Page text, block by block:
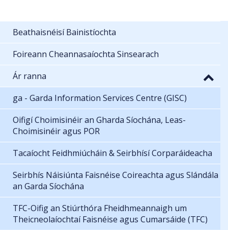
Beathaisnéisí Bainistíochta
Foireann Cheannasaíochta Sinsearach
Ár ranna
ga - Garda Information Services Centre (GISC)
Oifigí Choimisinéir an Gharda Síochána, Leas-
Choimisinéir agus POR
Tacaíocht Feidhmiúcháin & Seirbhísí Corparáideacha
Seirbhís Náisiúnta Faisnéise Coireachta agus Slándála
an Garda Síochána
TFC-Oifig an Stiúrthóra Fheidhmeannaigh um
Theicneolaíochtaí Faisnéise agus Cumarsáide (TFC)